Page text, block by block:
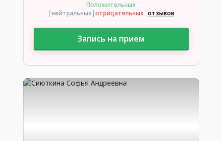
Положительных
|нейтральных|отрицательных отзывов
Запись на прием